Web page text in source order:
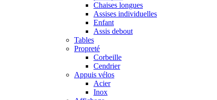
Chaises longues
Assises individuelles
Enfant
Assis debout
Tables
Propreté
Corbeille
Cendrier
Appuis vélos
Acier
Inox